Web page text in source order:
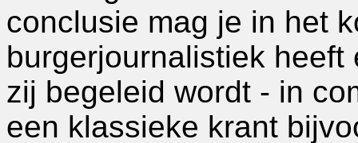
conclusie mag je in het
burgerjournalistiek
zij begeleid wordt - in
een klassieke krant